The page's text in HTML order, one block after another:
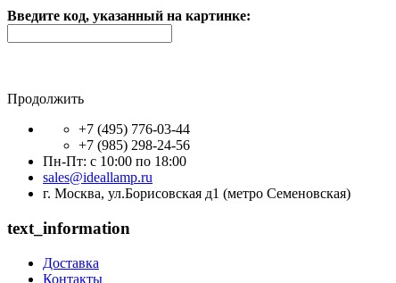
Введите код, указанный на картинке:
Продолжить
+7 (495) 776-03-44
+7 (985) 298-24-56
Пн-Пт: с 10:00 по 18:00
sales@ideallamp.ru
г. Москва, ул.Борисовская д1 (метро Семеновская)
text_information
Доставка
Контакты